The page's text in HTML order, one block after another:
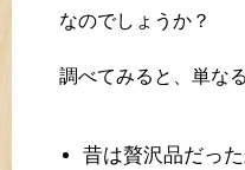
なのでしょうか？
調べてみると、単な
昔は贅沢品だっ